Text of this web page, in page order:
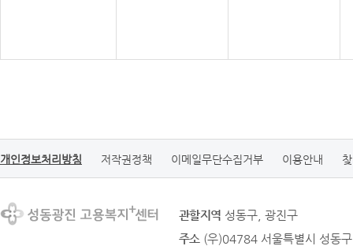
개인정보처리방침 저작권정책 이메일무단수집거부 이용안내
관할지역 성동구, 광진구
주소 (우)04784 서울특별시 성동